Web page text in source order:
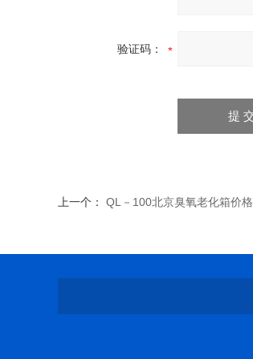
验证码：
上一个： QL－100北京臭氧老化箱价格